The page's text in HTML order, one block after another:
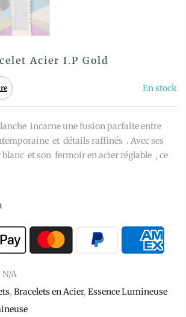
Acier I.P Gold
En stock
incarne une fusion parfaite entre
et détails raffinés . Avec ses
et son fermoir en acier réglable , ce
N/A
, Bracelets en Acier, Essence Lumineuse